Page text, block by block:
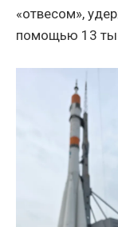
«отвесом»,
помощью 13